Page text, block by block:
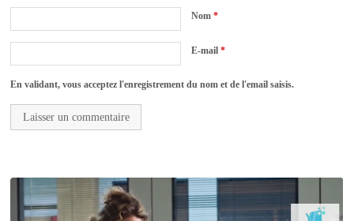
Nom*
E-mail*
En validant, vous acceptez l'enregistrement du nom et de l'email saisis.